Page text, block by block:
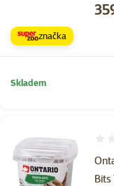
značka
Skladem
Bits